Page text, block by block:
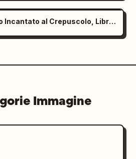
Villaggio sull'Albero Incantato al Crepuscolo, Libro per Bambini
Immagine